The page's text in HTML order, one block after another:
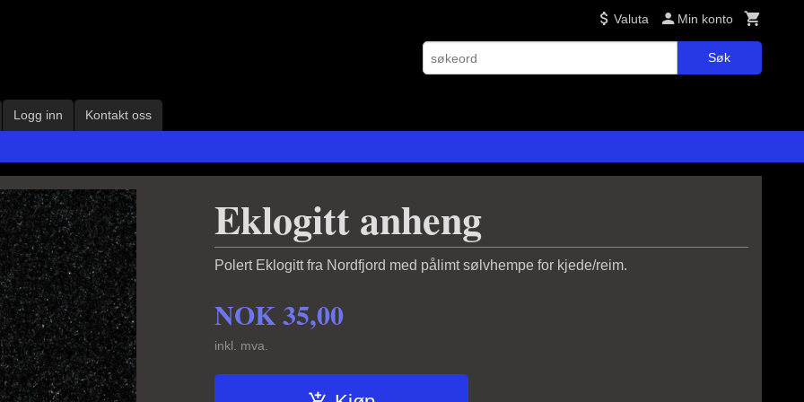
Valuta Min konto
Søk
Logg inn Kontakt oss
Eklogitt anheng
Polert Eklogitt fra Nordfjord med pålimt sølvhempe for kjede/reim.
NOK35,00
inkl. mva.